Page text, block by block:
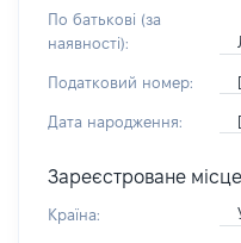
По батькові (за
наявності):
Податковий номер:
Дата народження:
Зареєстроване
Країна: